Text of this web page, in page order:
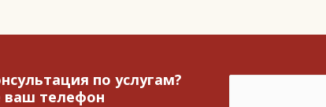
по услугам?
ваш телефон